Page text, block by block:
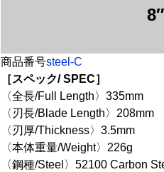
商品番号steel-C
［スペック/ SPEC］
〈全長/Full Length〉335mm
〈刃長/Blade Length〉208mm
〈刃厚/Thickness〉3.5mm
〈本体重量/Weight〉226g
〈鋼種/Steel〉52100 Carbon